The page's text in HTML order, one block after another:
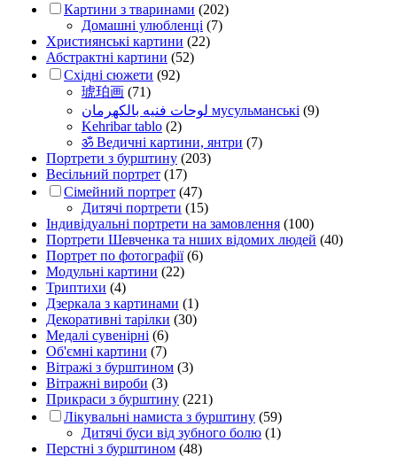
Картини з тваринами (202)
Домашні улюбленці (7)
Християнські картини (22)
Абстрактні картини (52)
Східні сюжети (92)
琥珀画 (71)
لوحات فنيه بالكهرمان мусульманські (9)
Kehribar tablo (2)
ॐ Ведичні картини, янтри (7)
Портрети з бурштину (203)
Весільний портрет (17)
Сімейний портрет (47)
Дитячі портрети (15)
Індивідуальні портрети на замовлення (100)
Портрети Шевченка та нших відомих людей (40)
Портрет по фотографії(6)
Модульні картини (22)
Триптихи (4)
Дзеркала з картинами (1)
Декоративні тарілки (30)
Медалі сувенірні (6)
Об'ємні картини (7)
Вітражі з бурштином (3)
Вітражні вироби (3)
Прикраси з бурштину (221)
Лікувальні намиста з бурштину (59)
Дитячі буси від зубного болю (1)
Перстні з бурштином (48)